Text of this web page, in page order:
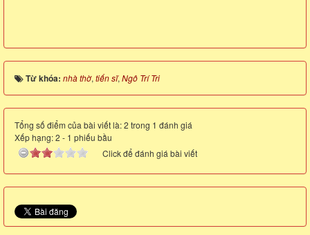
Từ khóa: nhà thờ, tiến sĩ, Ngô Trí Tri
Tổng số điểm của bài viết là: 2 trong 1 đánh giá
Xếp hạng:2 - 1 phiếu bầu
Click để đánh giá bài viết